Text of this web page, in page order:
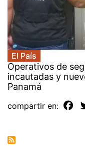
El País
Operativos de
incautadas y
Panamá
compartir en: